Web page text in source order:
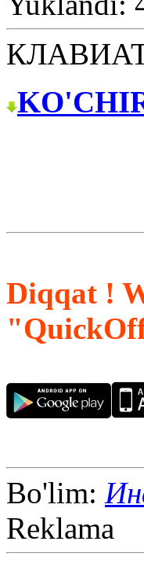
Diqqat !
Bo'lim:
Reklama